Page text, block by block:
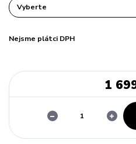
Nejsme plátci DPH
1